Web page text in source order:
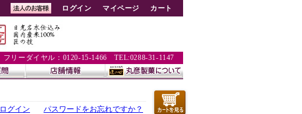
ログイン マイページ カート
フリーダイヤル：0120-15-1466 TEL:0288-31-1147
ログイン パスワードをお忘れですか？